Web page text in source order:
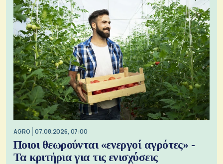
AGRO 07.08.2026, 07:00
Ποιοι θεωρούνται «ενεργοί αγρότες» -
Τα κριτήρια για τις ενισχύσεις